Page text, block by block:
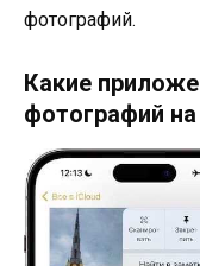
фотографий.
Какие
фотографий на